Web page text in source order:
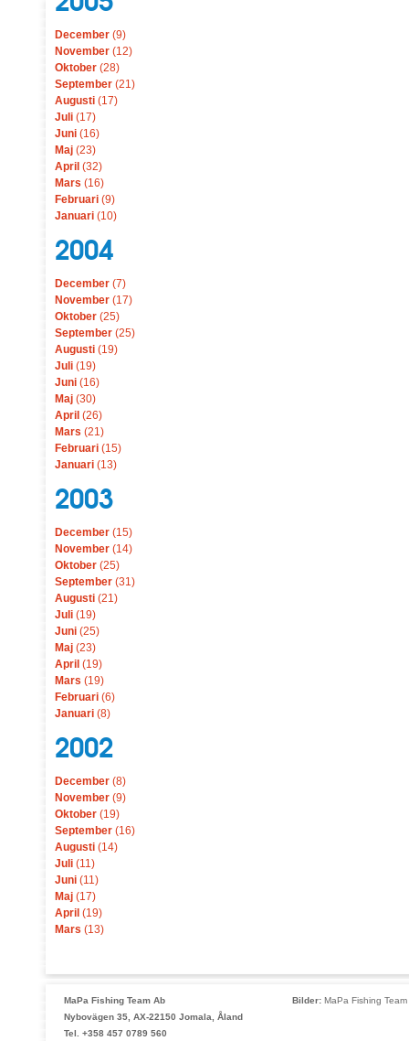
December (9)
November (12)
Oktober (28)
September (21)
Augusti (17)
Juli (17)
Juni (16)
Maj (23)
April (32)
Mars (16)
Februari (9)
Januari (10)
2004
December (7)
November (17)
Oktober (25)
September (25)
Augusti (19)
Juli (19)
Juni (16)
Maj (30)
April (26)
Mars (21)
Februari (15)
Januari (13)
2003
December (15)
November (14)
Oktober (25)
September (31)
Augusti (21)
Juli (19)
Juni (25)
Maj (23)
April (19)
Mars (19)
Februari (6)
Januari (8)
2002
December (8)
November (9)
Oktober (19)
September (16)
Augusti (14)
Juli (11)
Juni (11)
Maj (17)
April (19)
Mars (13)
MaPa Fishing Team Ab
Nybovägen 35, AX-22150 Jomala, Åland
Tel. +358 457 0789 560
Bilder: MaPa Fishing